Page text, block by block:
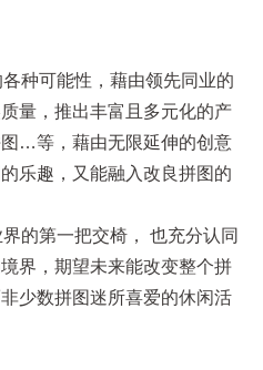
种可能性，藉由领先同业的
量，推出丰富且多元化的产
…等，藉由无限延伸的创意
乐趣，又能融入改良拼图的
的第一把交椅， 也充分认同
界，期望未来能改变整个拼
少数拼图迷所喜爱的休闲活